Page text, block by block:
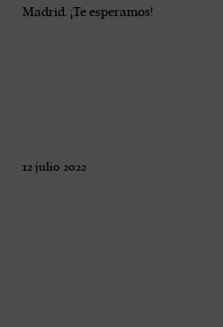
Madrid. ¡Te esperamos!
12 julio 2022